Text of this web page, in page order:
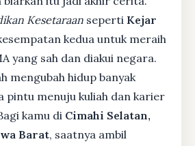
Kesetaraan seperti Kejar
kedua untuk meraih
yang sah dan diakui negara.
mengubah hidup banyak
pintu menuju kuliah dan karier
kamu di Cimahi Selatan,
Barat, saatnya ambil